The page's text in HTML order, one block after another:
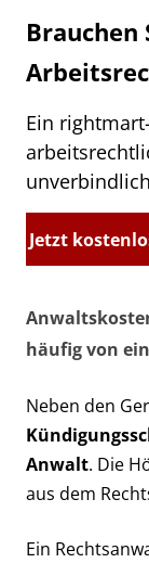
Brauchen
Ein
Jetzt
häufig von
Neben den
Anwalt. Die
aus dem
Ein